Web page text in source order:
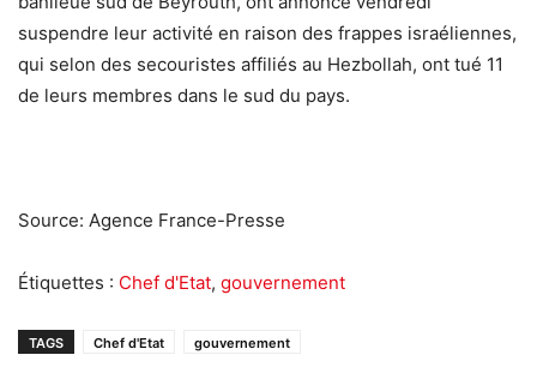
suspendre leur activité en raison des frappes israéliennes,
qui selon des secouristes affiliés au Hezbollah, ont tué 11
de leurs membres dans le sud du pays.
Source: Agence France-Presse
Étiquettes : Chef d'Etat, gouvernement
TAGS Chef d'Etat gouvernement